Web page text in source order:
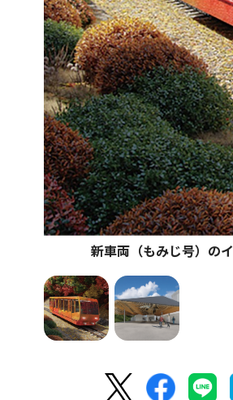
新車両（もみじ号）の